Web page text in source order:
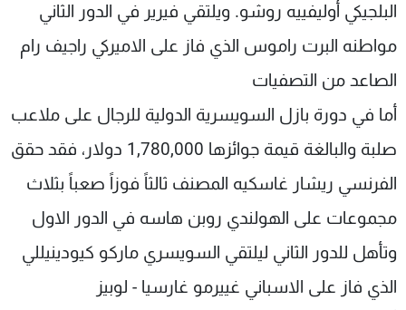
البلجيكي أوليفييه روشو. ويلتقي فيرير في الدور الثاني
مواطنه البرت راموس الذي فاز على الاميركي راجيف رام
الصاعد من التصفيات
أما في دورة بازل السويسرية الدولية للرجال على ملاعب
صلبة والبالغة قيمة جوائزها 1,780,000 دولار، فقد حقق
الفرنسي ريشار غاسكيه المصنف ثالثاً فوزاً صعباً بثلاث
مجموعات على الهولندي روبن هاسه في الدور الاول
وتأهل للدور الثاني ليلتقي السويسري ماركو كيودينيللي
الذي فاز على الاسباني غييرمو غارسيا - لوبيز